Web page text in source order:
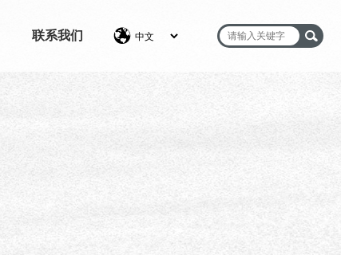
联系我们